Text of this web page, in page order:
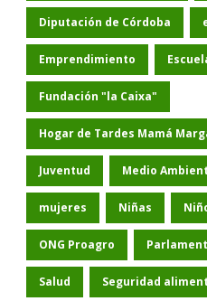
Diputación de Córdoba
Emprendimiento
Fundación "la Caixa"
Hogar de Tardes Mamá
Juventud Medio
mujeres Niñas
ONG Proagro
Salud Seguridad